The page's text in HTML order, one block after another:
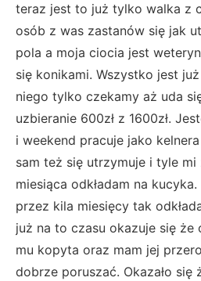
teraz jest to już tylko walka z
osób z was zastanów się jak
pola a moja ciocia jest
się konikami. Wszystko jest
niego tylko czekamy aż uda
uzbieranie 600zł z 1600zł.
i weekend pracuje jako
sam też się utrzymuje i tyle
miesiąca odkładam na
przez kila miesięcy tak
już na to czasu okazuje się
mu kopyta oraz mam jej
dobrze poruszać. Okazało się